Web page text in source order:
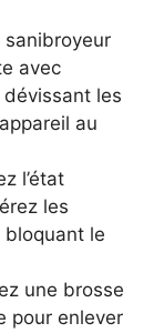
sanibroyeur
avec
les
au
l’état
les
le
une brosse
pour enlever